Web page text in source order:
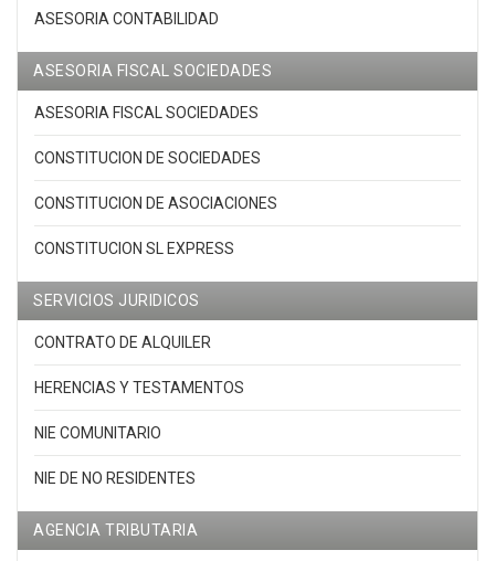
ASESORIA CONTABILIDAD
ASESORIA FISCAL SOCIEDADES
ASESORIA FISCAL SOCIEDADES
CONSTITUCION DE SOCIEDADES
CONSTITUCION DE ASOCIACIONES
CONSTITUCION SL EXPRESS
SERVICIOS JURIDICOS
CONTRATO DE ALQUILER
HERENCIAS Y TESTAMENTOS
NIE COMUNITARIO
NIE DE NO RESIDENTES
AGENCIA TRIBUTARIA